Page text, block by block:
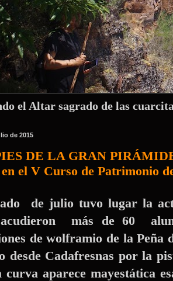
el Altar sagrado de las
de 2015
DE LA GRAN
el V Curso de Patrimonio
de julio tuvo lugar la
acudieron más de 60
de wolframio de la Peña
desde Cadafresnas por la
aparece mayestática